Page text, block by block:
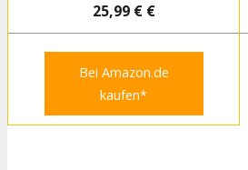
25,99 € €
Bei Amazon.de
kaufen*